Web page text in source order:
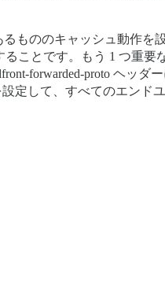
もののキャッシュ動作を
ことです。もう 1 つ重要
forwarded-proto ヘッダ
定して、すべてのエンド